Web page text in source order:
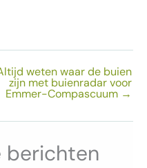
weten waar de buien
zijn met buienradar voor
Emmer-Compascuum →
berichten